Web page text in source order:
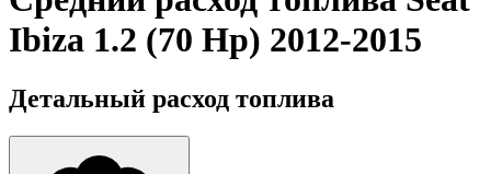
Ibiza 1.2 (70 Hp) 2012-2015
Детальный расход топлива